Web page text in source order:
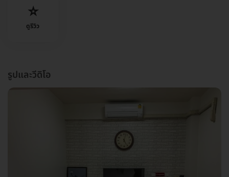
⭐
ดูรีวิว
รูปและวีดิโอ